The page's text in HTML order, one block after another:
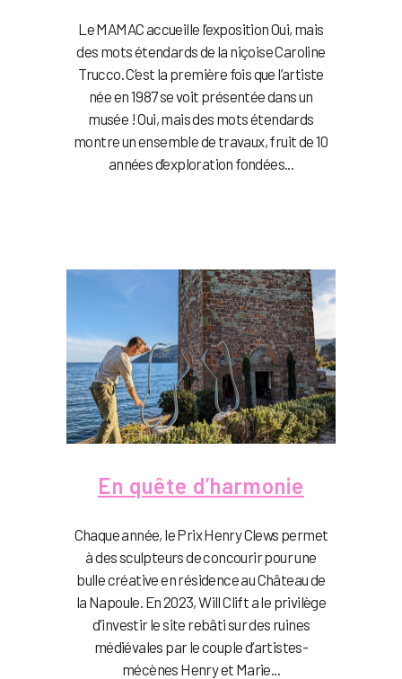
Le MAMAC accueille l’exposition Oui, mais
des mots étendards de la niçoise Caroline
Trucco. C’est la première fois que l’artiste
née en 1987 se voit présentée dans un
musée ! Oui, mais des mots étendards
montre un ensemble de travaux, fruit de 10
années d’exploration fondées...
En quête d’harmonie
Chaque année, le Prix Henry Clews permet
à des sculpteurs de concourir pour une
bulle créative en résidence au Château de
la Napoule. En 2023, Will Clift a le privilège
d'investir le site rebâti sur des ruines
médiévales par le couple d’artistes-
mécènes Henry et Marie...